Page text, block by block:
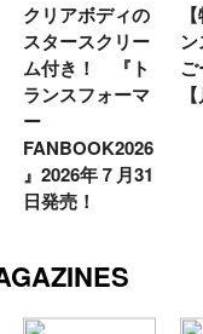
クリアボディの
スタースクリー
ム付き！ 『ト
ランスフォーマ
ー
FANBOOK2026
』2026年７月31
日発売！